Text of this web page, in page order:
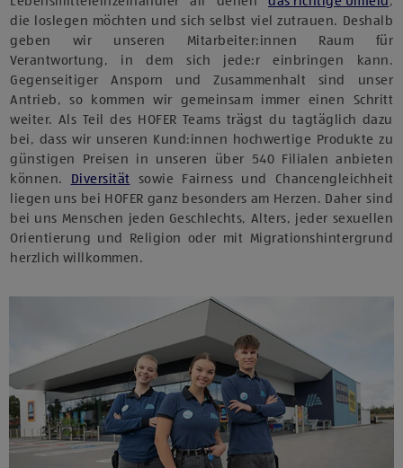
die loslegen möchten und sich selbst viel zutrauen. Deshalb
geben wir unseren Mitarbeiter:innen Raum für
Verantwortung, in dem sich jede:r einbringen kann.
Gegenseitiger Ansporn und Zusammenhalt sind unser
Antrieb, so kommen wir gemeinsam immer einen Schritt
weiter. Als Teil des HOFER Teams trägst du tagtäglich dazu
bei, dass wir unseren Kund:innen hochwertige Produkte zu
günstigen Preisen in unseren über 540 Filialen anbieten
können. Diversität sowie Fairness und Chancengleichheit
liegen uns bei HOFER ganz besonders am Herzen. Daher sind
bei uns Menschen jeden Geschlechts, Alters, jeder sexuellen
Orientierung und Religion oder mit Migrationshintergrund
herzlich willkommen.